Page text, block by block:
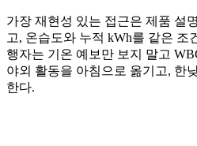
가장 재현성 있는 접근은 제품 설
고, 온습도와 누적 kWh를 같은 조
행자는 기온 예보만 보지 말고
야외 활동을 아침으로 옮기고, 한
한다.